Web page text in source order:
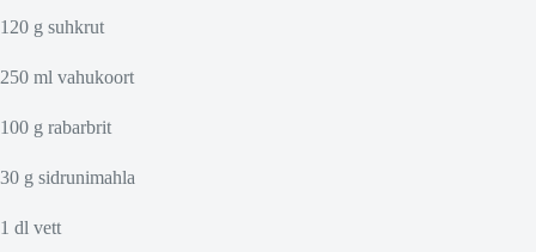
120 g suhkrut
250 ml vahukoort
100 g rabarbrit
30 g sidrunimahla
1 dl vett